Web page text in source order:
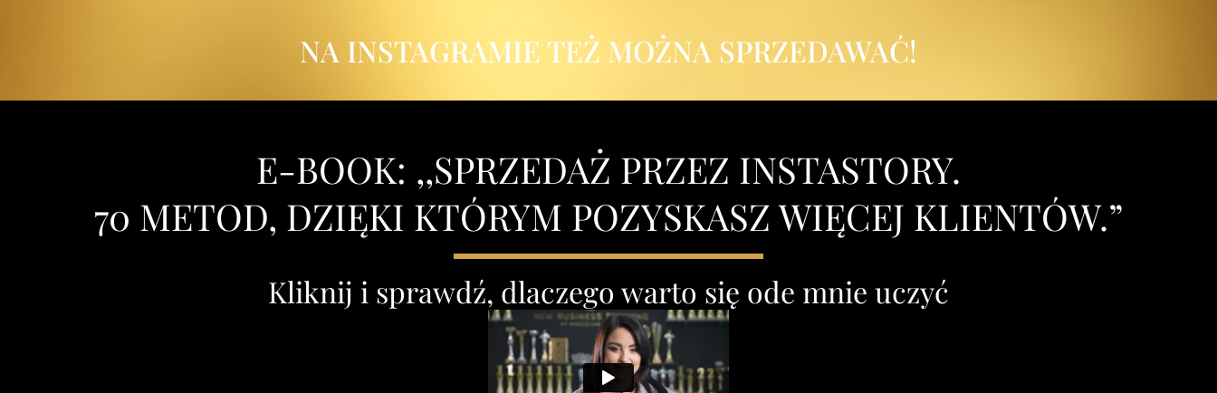
NA INSTAGRAMIE TEŻ MOŻNA SPRZEDAWAĆ!
E-BOOK: ,,SPRZEDAŻ PRZEZ INSTASTORY.
70 METOD, DZIĘKI KTÓRYM POZYSKASZ WIĘCEJ KLIENTÓW.”
Kliknij i sprawdź, dlaczego warto się ode mnie uczyć